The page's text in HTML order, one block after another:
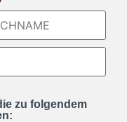
zu folgendem